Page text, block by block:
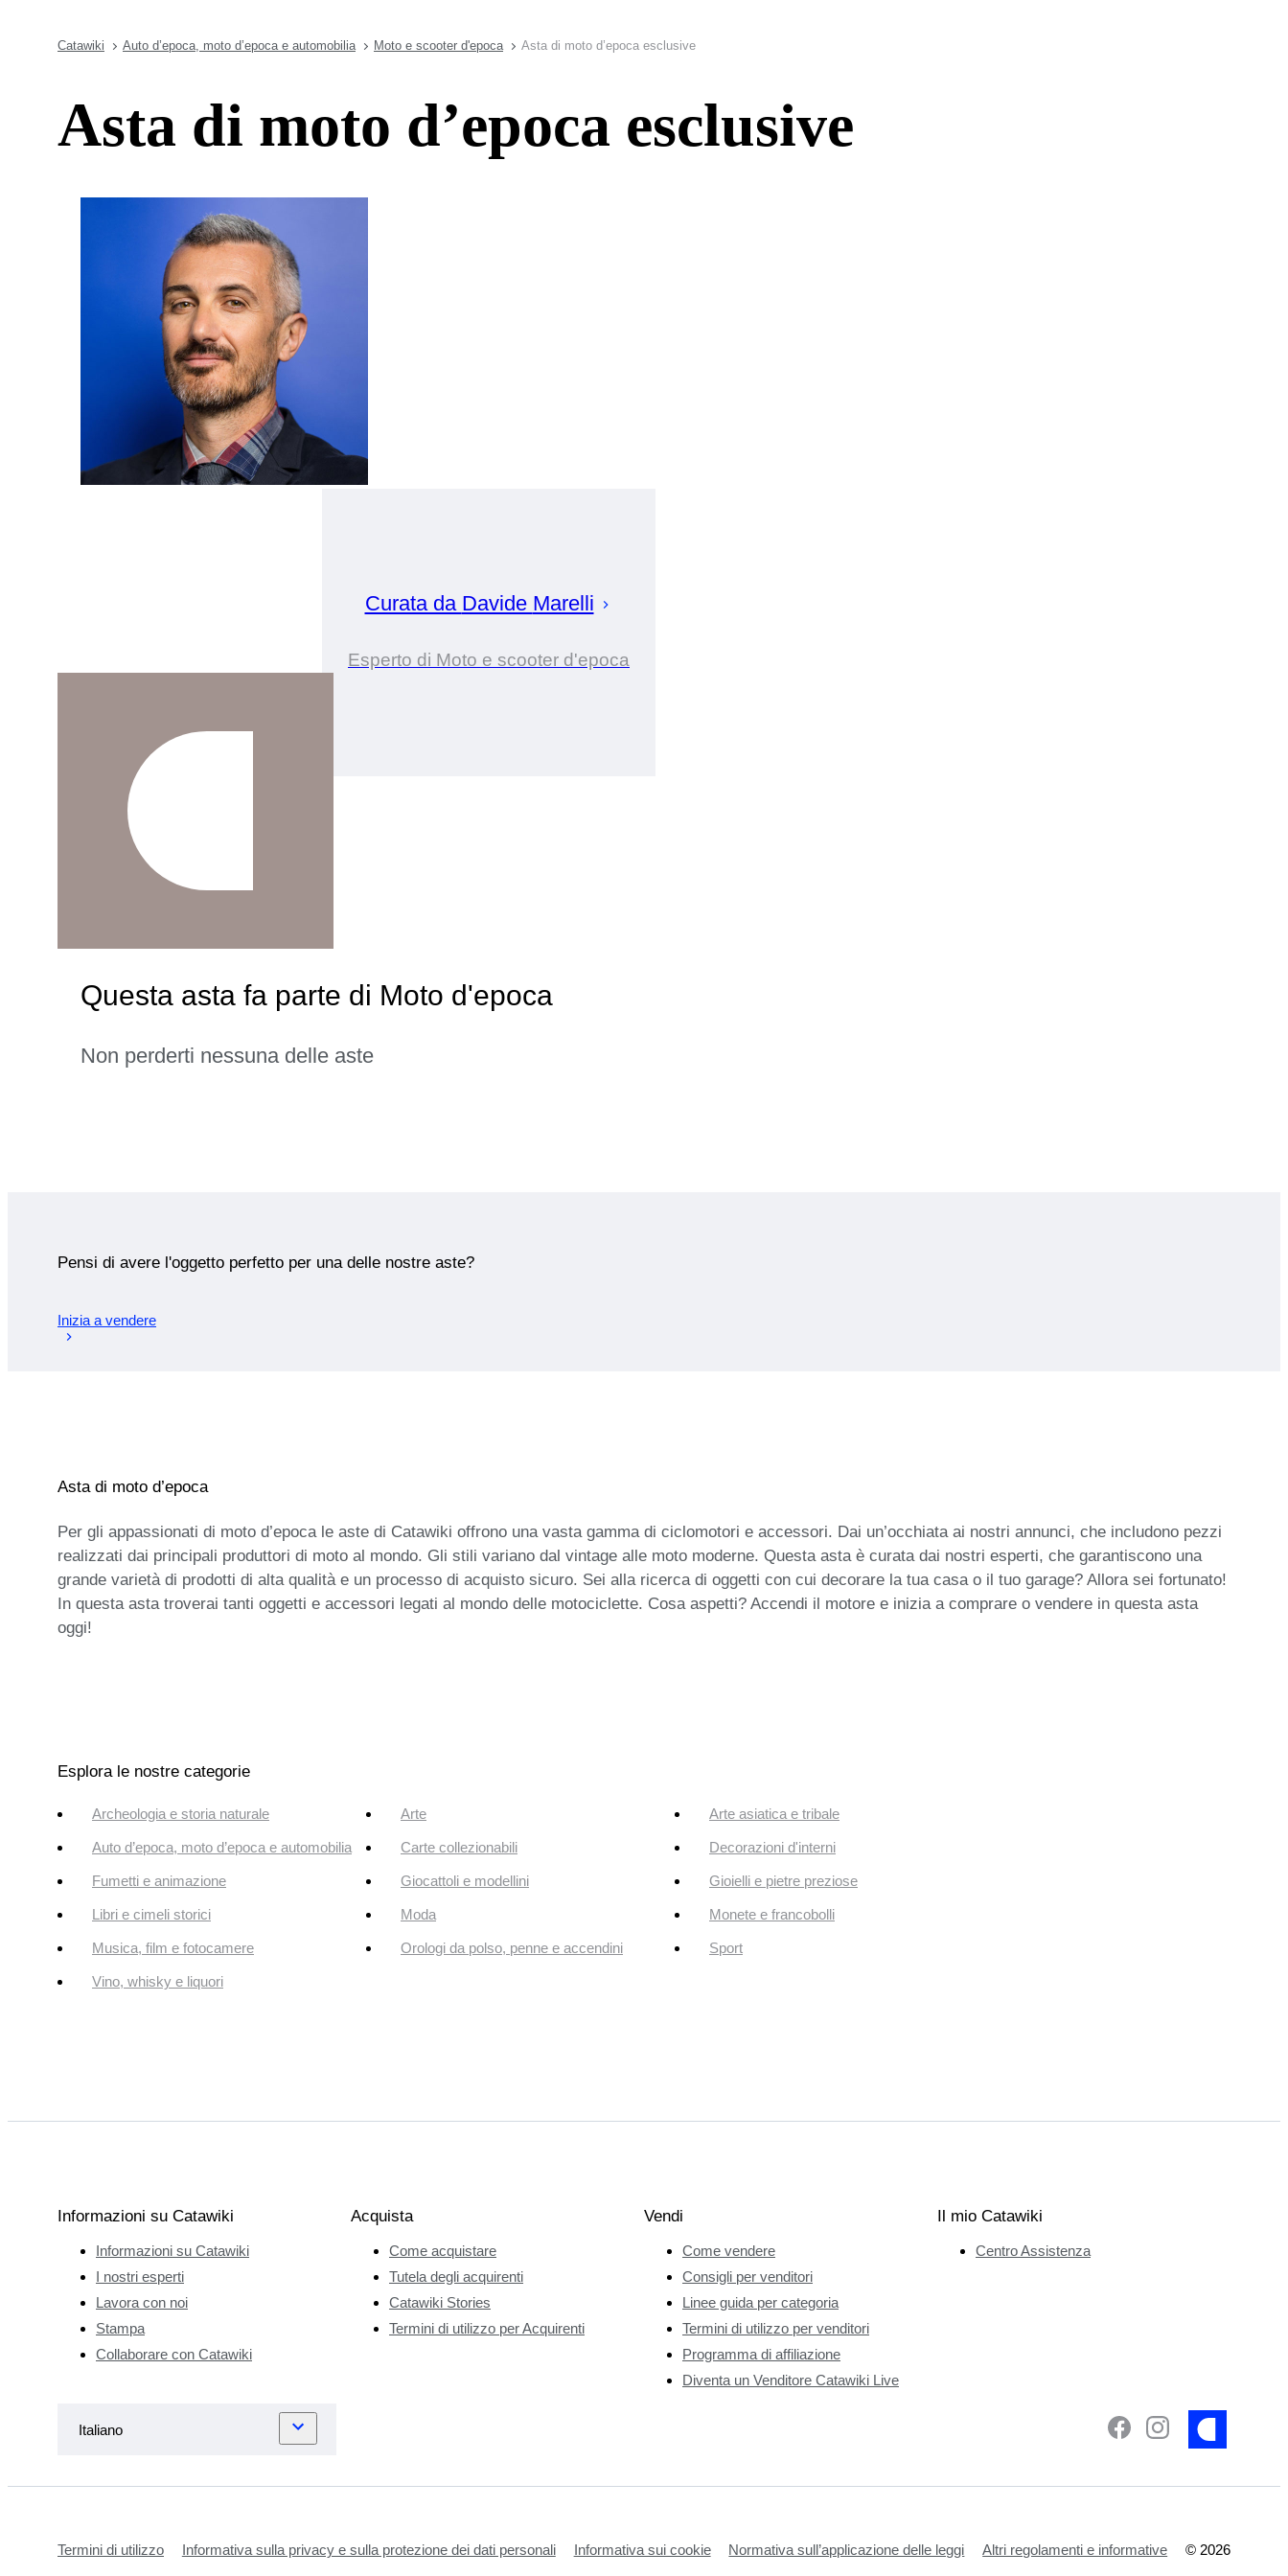
Catawiki Auto d’epoca, moto d’epoca e automobilia Moto e scooter d'epoca Asta di moto d’epoca esclusive
Asta di moto d’epoca esclusive
Curata da Davide Marelli
Esperto di Moto e scooter d'epoca
Questa asta fa parte di Moto d'epoca
Non perderti nessuna delle aste
Pensi di avere l'oggetto perfetto per una delle nostre aste?
Inizia a vendere
Asta di moto d’epoca
Per gli appassionati di moto d’epoca le aste di Catawiki offrono una vasta gamma di ciclomotori e accessori. Dai un’occhiata ai nostri annunci, che includono pezzi
realizzati dai principali produttori di moto al mondo. Gli stili variano dal vintage alle moto moderne. Questa asta è curata dai nostri esperti, che garantiscono una
grande varietà di prodotti di alta qualità e un processo di acquisto sicuro. Sei alla ricerca di oggetti con cui decorare la tua casa o il tuo garage? Allora sei fortunato!
In questa asta troverai tanti oggetti e accessori legati al mondo delle motociclette. Cosa aspetti? Accendi il motore e inizia a comprare o vendere in questa asta
oggi!
Esplora le nostre categorie
Archeologia e storia naturale Arte Arte asiatica e tribale
Auto d’epoca, moto d’epoca e automobilia Carte collezionabili Decorazioni d'interni
Fumetti e animazione Giocattoli e modellini Gioielli e pietre preziose
Libri e cimeli storici Moda Monete e francobolli
Musica, film e fotocamere Orologi da polso, penne e accendini Sport
Vino, whisky e liquori
Informazioni su Catawiki
Informazioni su Catawiki
I nostri esperti
Lavora con noi
Stampa
Collaborare con Catawiki
Acquista
Come acquistare
Tutela degli acquirenti
Catawiki Stories
Termini di utilizzo per Acquirenti
Vendi
Come vendere
Consigli per venditori
Linee guida per categoria
Termini di utilizzo per venditori
Programma di affiliazione
Diventa un Venditore Catawiki Live
Il mio Catawiki
Centro Assistenza
Termini di utilizzo Informativa sulla privacy e sulla protezione dei dati personali Informativa sui cookie Normativa sull’applicazione delle leggi Altri regolamenti e informative © 2026